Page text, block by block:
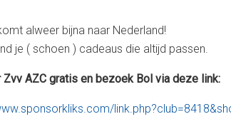
alweer bijna naar Nederland!
je ( schoen ) cadeaus die altijd passen.
Zvv AZC gratis en bezoek Bol via deze link: